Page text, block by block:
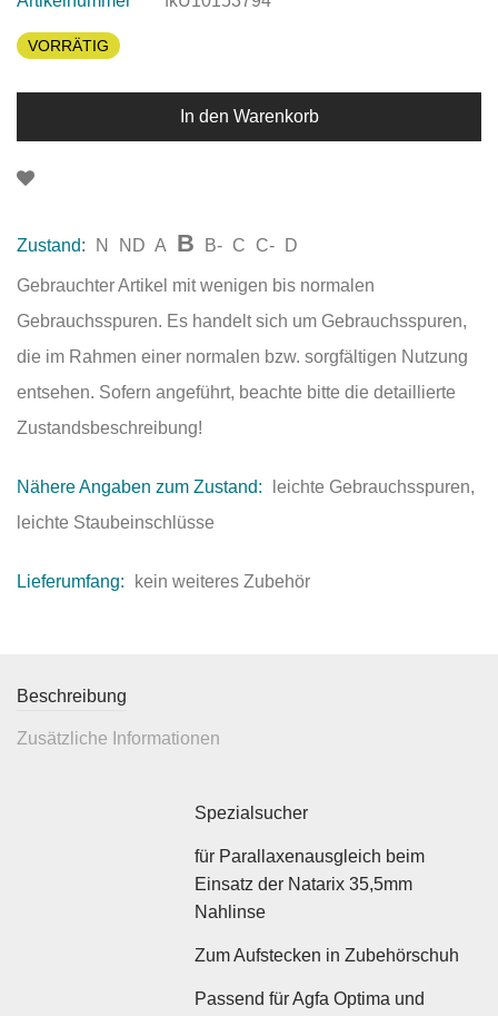
VORRÄTIG
In den Warenkorb
Zustand: N ND A B B- C C- D
Gebrauchter Artikel mit wenigen bis normalen
Gebrauchsspuren. Es handelt sich um Gebrauchsspuren,
die im Rahmen einer normalen bzw. sorgfältigen Nutzung
entsehen. Sofern angeführt, beachte bitte die detaillierte
Zustandsbeschreibung!
Nähere Angaben zum Zustand:
leichte Gebrauchsspuren,
leichte Staubeinschlüsse
Lieferumfang: kein weiteres Zubehör
Beschreibung
Zusätzliche Informationen
Spezialsucher
für Parallaxenausgleich beim
Einsatz der Natarix 35,5mm
Nahlinse
Zum Aufstecken in Zubehörschuh
Passend für Agfa Optima und